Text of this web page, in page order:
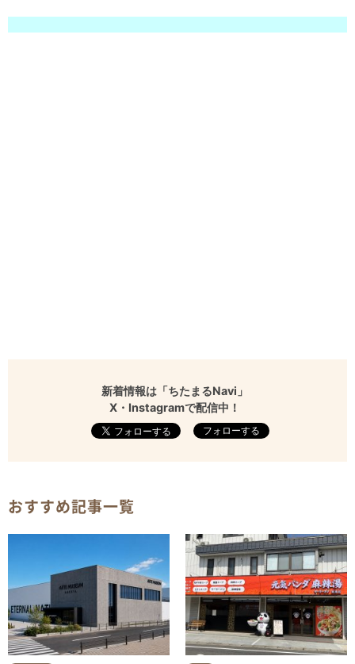
新着情報は「ちたまるNavi」
X・Instagramで配信中！
フォローする
おすすめ記事一覧